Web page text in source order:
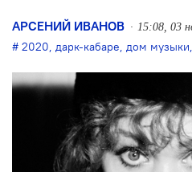
АРСЕНИЙ ИВАНОВ 15:08, 03
2020, дарк-кабаре, дом музыки,